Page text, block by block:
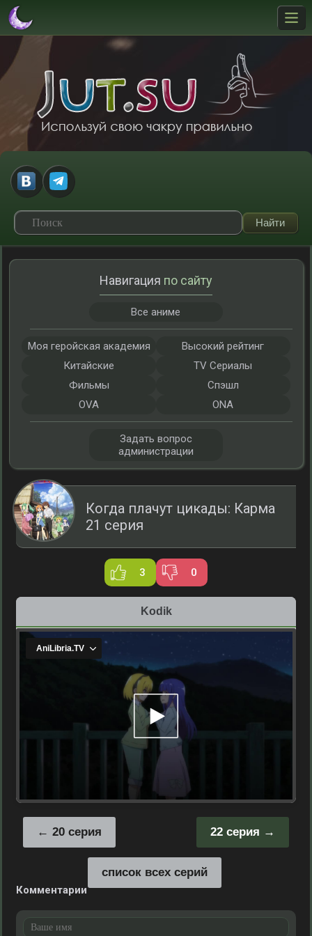
Когда плачут цикады: Карма
21 серия
3 0
Kodik
22 серия
20 серия
список всех серий
Комментарии
Навигация по сайту
Все аниме
Моя геройская академия
Высокий рейтинг
Китайские
TV Сериалы
Фильмы
Спэшл
OVA
ONA
Задать вопрос
администрации